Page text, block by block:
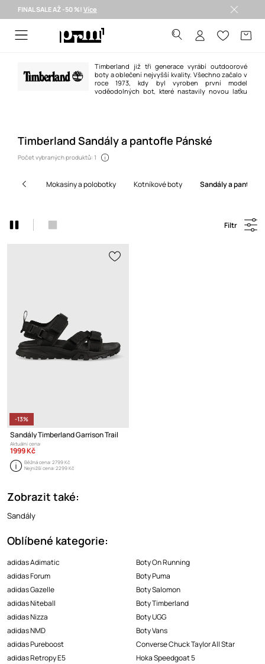
FINAL SALE AŽ -50 %! Více
Timberland již tři generace vyrábí outdoorové
boty a oblečení nejvyšší kvality. Všechno začalo v
roce 1973, kdy byl vyroben první model
voděodolných bot, které nastavily novou laťku
Timberland Sandály a pantofle Pánské
Počet vybraných produktů: 1
mokasíny a polobotky kotníkové boty sandály a pantofle
Filtr
-13%
Sandály Timberland Garrison Trail
Aktuální cena:
1999 Kč
Běžná cena:2799 Kč
Nejnižší cena:2299 Kč
Zobrazit také:
Sandály
Oblíbené kategorie:
adidas Adimatic
adidas Forum
adidas Gazelle
adidas Niteball
adidas Nizza
adidas NMD
adidas Pureboost
adidas Retropy E5
Boty On Running
Boty Puma
Boty Salomon
Boty Timberland
Boty UGG
Boty Vans
Converse Chuck Taylor All Star
Hoka Speedgoat 5